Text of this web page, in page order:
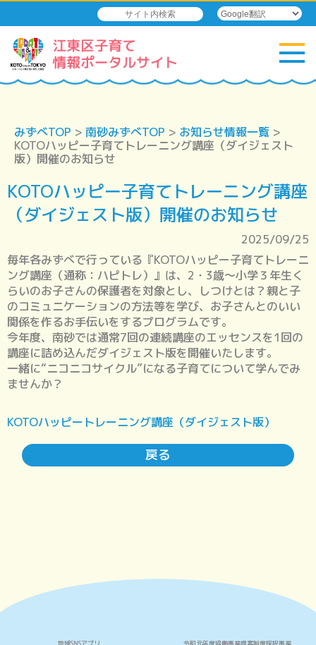
みずべTOP > 南砂みずべTOP > お知らせ情報一覧 >
KOTOハッピー子育てトレーニング講座（ダイジェスト
版）開催のお知らせ
KOTOハッピー子育てトレーニング講座
（ダイジェスト版）開催のお知らせ
2025/09/25
毎年各みずべで行っている『KOTOハッピー子育てトレーニ
ング講座（通称：ハピトレ）』は、2・3歳～小学３年生く
らいのお子さんの保護者を対象とし、しつけとは？親と子
のコミュニケーションの方法等を学び、お子さんとのいい
関係を作るお手伝いをするプログラムです。
今年度、南砂では通常7回の連続講座のエッセンスを1回の
講座に詰め込んだダイジェスト版を開催いたします。
一緒に“ニコニコサイクル”になる子育てについて学んでみ
ませんか？
KOTOハッピートレーニング講座（ダイジェスト版）
戻る